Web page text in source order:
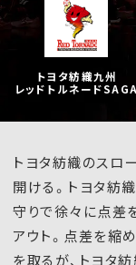
トヨタ紡織九州
レッドトルネードSAGA
トヨタ紡織のスロ
開ける。トヨタ紡
守りで徐々に点差
アウト。点差を縮
を取るが、トヨタ